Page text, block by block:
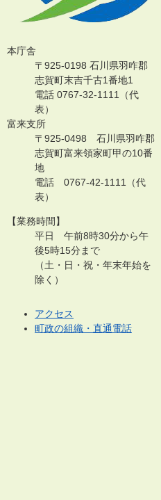
本庁舎
〒925-0198 石川県羽咋郡
志賀町末吉千古1番地1
電話 0767-32-1111（代
表）
富来支所
〒925-0498 石川県羽咋郡
志賀町富来領家町甲の10番
地
電話 0767-42-1111（代
表）
【業務時間】
平日 午前8時30分から午
後5時15分まで
（土・日・祝・年末年始を
除く）
アクセス
町政の組織・直通電話